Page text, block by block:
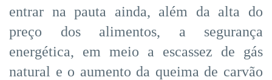
entrar na pauta ainda, além da alta do
preço dos alimentos, a segurança
energética, em meio a escassez de gás
natural e o aumento da queima de carvão